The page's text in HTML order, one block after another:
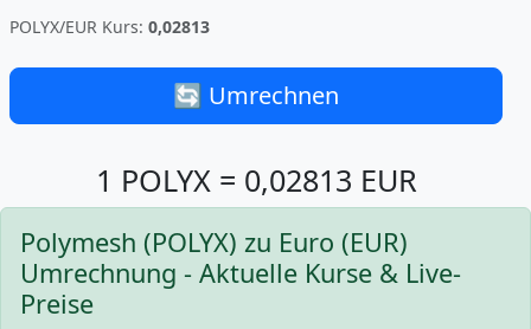
POLYX/EUR Kurs: 0,02813
🔄 Umrechnen
1 POLYX = 0,02813 EUR
Polymesh (POLYX) zu Euro (EUR)
Umrechnung - Aktuelle Kurse & Live-
Preise